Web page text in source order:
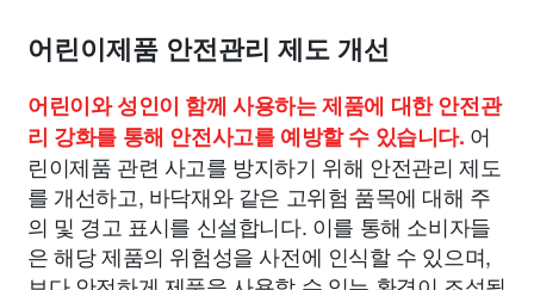
어린이제품 안전관리 제도 개선
어린이와 성인이 함께 사용하는 제품에 대한 안전관
리 강화를 통해 안전사고를 예방할 수 있습니다. 어
린이제품 관련 사고를 방지하기 위해 안전관리 제도
를 개선하고, 바닥재와 같은 고위험 품목에 대해 주
의 및 경고 표시를 신설합니다. 이를 통해 소비자들
은 해당 제품의 위험성을 사전에 인식할 수 있으며,